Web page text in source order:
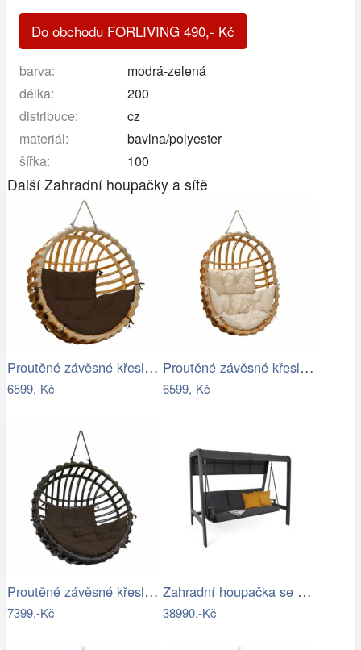
Do obchodu FORLIVING 490,- Kč
barva:
modrá-zelená
délka:
200
distribuce:
cz
materiál:
bavlna/polyester
šířka:
100
Další Zahradní houpačky a sítě
Proutěné závěsné křeslo Elis, přírodní…
6599,-Kč
Proutěné závěsné křeslo Lena, přírodní…
6599,-Kč
Proutěné závěsné křeslo Elis, hnědý rám…
7399,-Kč
Zahradní houpačka se stříškou GH434015
38990,-Kč